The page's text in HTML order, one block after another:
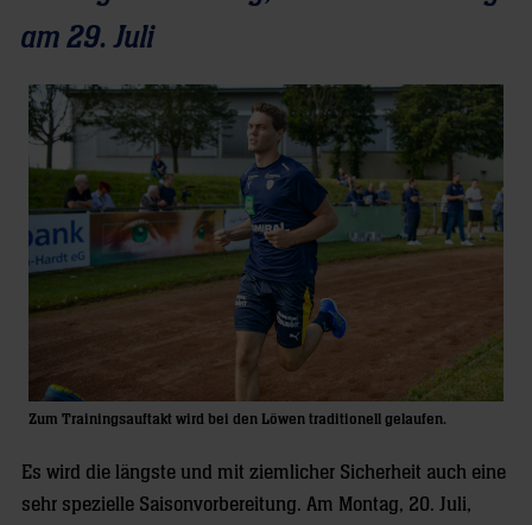
am 29. Juli
Zum Trainingsauftakt wird bei den Löwen traditionell gelaufen.
Es wird die längste und mit ziemlicher Sicherheit auch eine
sehr spezielle Saisonvorbereitung. Am Montag, 20. Juli,